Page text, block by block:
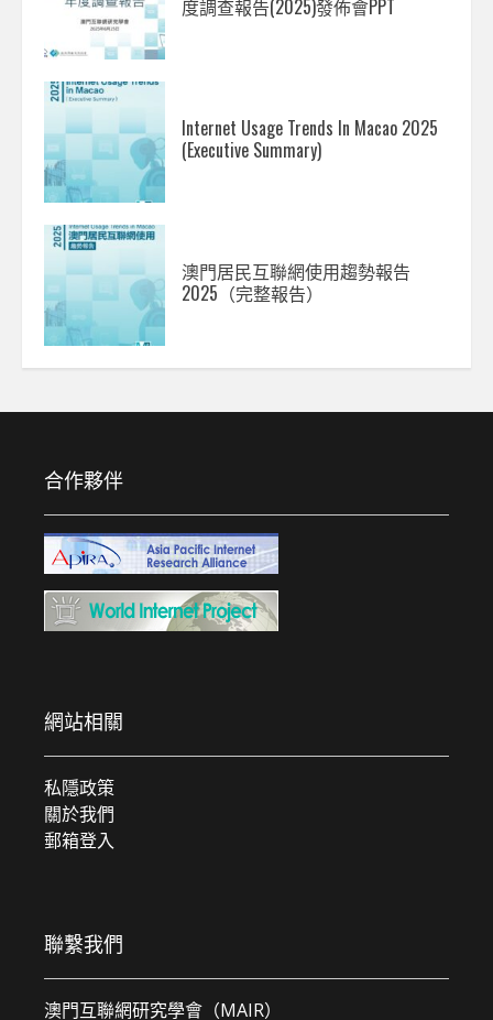
度調查報告(2025)發佈會PPT
Internet Usage Trends In Macao 2025
(Executive Summary)
澳門居民互聯網使用趨勢報告
2025（完整報告）
合作夥伴
網站相關
私隱政策
關於我們
郵箱登入
聯繫我們
澳門互聯網研究學會（MAIR）